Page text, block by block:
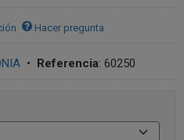
Hacer pregunta
• Referencia: 60250